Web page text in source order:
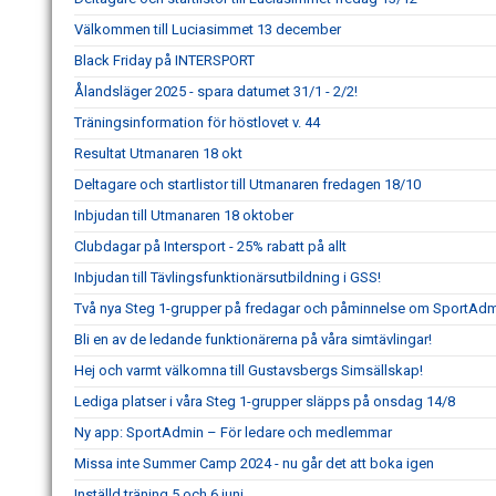
Välkommen till Luciasimmet 13 december
Black Friday på INTERSPORT
Ålandsläger 2025 - spara datumet 31/1 - 2/2!
Träningsinformation för höstlovet v. 44
Resultat Utmanaren 18 okt
Deltagare och startlistor till Utmanaren fredagen 18/10
Inbjudan till Utmanaren 18 oktober
Clubdagar på Intersport - 25% rabatt på allt
Inbjudan till Tävlingsfunktionärsutbildning i GSS!
Två nya Steg 1-grupper på fredagar och påminnelse om
Bli en av de ledande funktionärerna på våra simtävlingar!
Hej och varmt välkomna till Gustavsbergs Simsällskap!
Lediga platser i våra Steg 1-grupper släpps på onsdag 14/8
Ny app: SportAdmin – För ledare och medlemmar
Missa inte Summer Camp 2024 - nu går det att boka igen